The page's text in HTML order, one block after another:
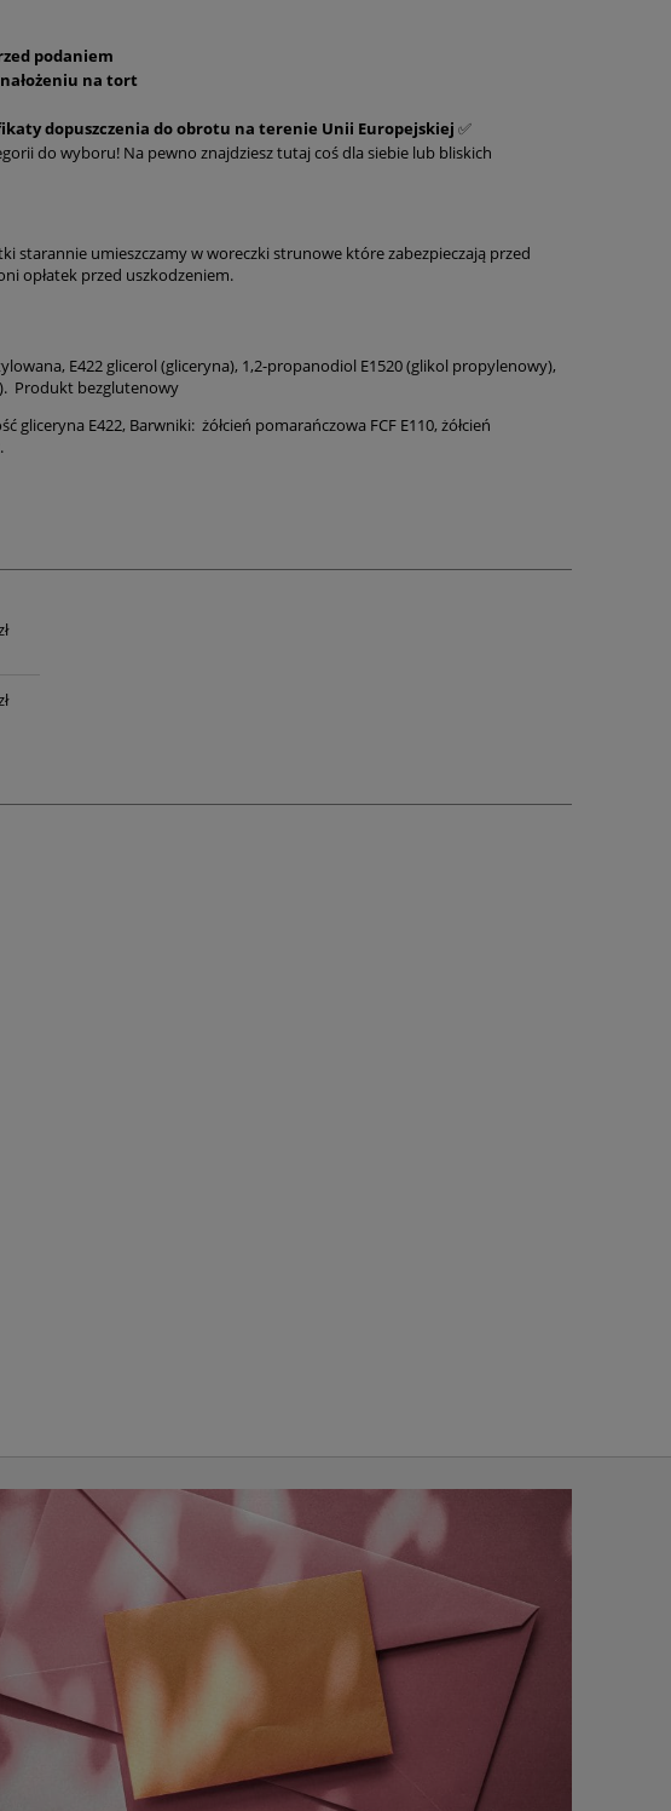
podaniem
na tort
dopuszczenia do obrotu na terenie Unii Europejskiej ✅
do wyboru! Na pewno znajdziesz tutaj coś dla siebie lub bliskich
starannie umieszczamy w woreczki strunowe które zabezpieczają przed
opłatek przed uszkodzeniem.
E422 glicerol (gliceryna), 1,2-propanodiol E1520 (glikol propylenowy),
Produkt bezglutenowy
E422, Barwniki: żółcień pomarańczowa FCF E110, żółcień